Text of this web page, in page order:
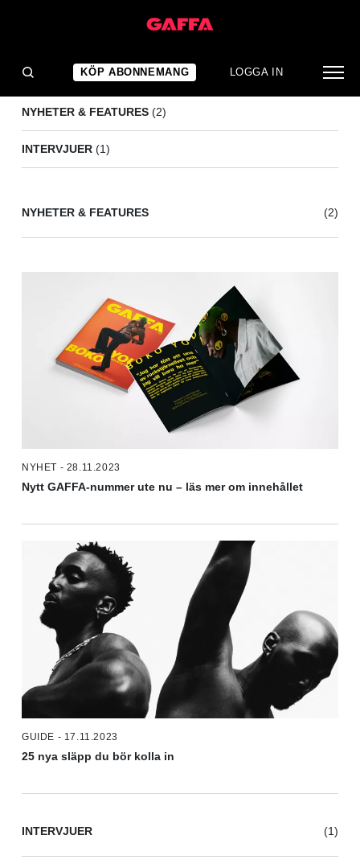
KÖP ABONNEMANG LOGGA IN
NYHETER & FEATURES (2)
INTERVJUER (1)
NYHETER & FEATURES (2)
NYHET - 28.11.2023
Nytt GAFFA-nummer ute nu – läs mer om innehållet
GUIDE - 17.11.2023
25 nya släpp du bör kolla in
INTERVJUER (1)